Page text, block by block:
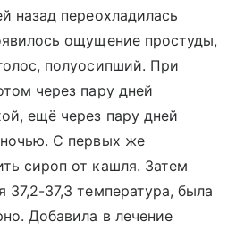
назад переохладилась
ощущение простуды,
полуосипший. При
через пару дней
ещё через пару дней
С первых же
сироп от кашля. Затем
37,2-37,3 температура, была
Добавила в лечение